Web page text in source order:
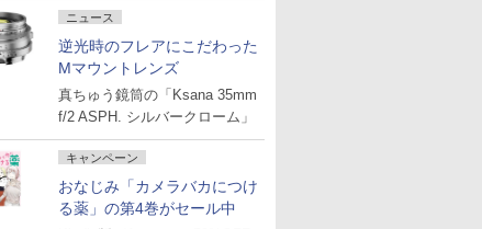
ニュース
逆光時のフレアにこだわった
Mマウントレンズ
真ちゅう鏡筒の「Ksana 35mm
f/2 ASPH. シルバークローム」
キャンペーン
おなじみ「カメラバカにつけ
る薬」の第4巻がセール中